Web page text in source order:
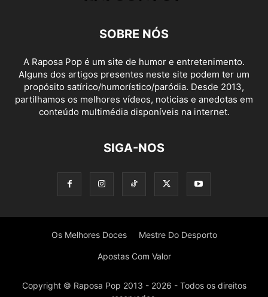
SOBRE NÓS
A Raposa Pop é um site de humor e entretenimento.
Alguns dos artigos presentes neste site podem ter um
propósito satírico/humorístico/paródia. Desde 2013,
partilhamos os melhores vídeos, noticias e anedotas em
conteúdo multimédia disponíveis na internet.
SIGA-NOS
Os Melhores Doces Mestre Do Desporto
Apostas Com Valor
Copyright © Raposa Pop 2013 - 2026 - Todos os direitos